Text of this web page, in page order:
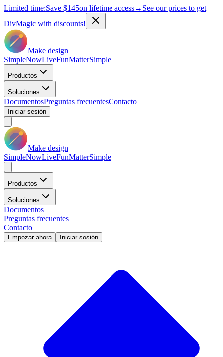
Limited time:Save $145on lifetime access→ See our prices to get
DivMagic with discounts!
Make design
SimpleNowLiveFunMatterSimple
Productos
Soluciones
DocumentosPreguntas frecuentesContacto
Iniciar sesión
Make design
SimpleNowLiveFunMatterSimple
Productos
Soluciones
Documentos
Preguntas frecuentes
Contacto
Empezar ahora Iniciar sesión